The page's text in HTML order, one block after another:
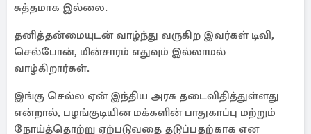
சுத்தமாக இல்லை.
தனித்தன்மையுடன் வாழ்ந்து வருகிற இவர்கள் டிவி,
செல்போன், மின்சாரம் எதுவும் இல்லாமல்
வாழ்கிறார்கள்.
இங்கு செல்ல ஏன் இந்திய அரசு தடைவிதித்துள்ளது
என்றால், பழங்குடியின மக்களின் பாதுகாப்பு மற்றும்
நோய்த்தொற்று ஏற்படுவதை தடுப்பதற்காக என